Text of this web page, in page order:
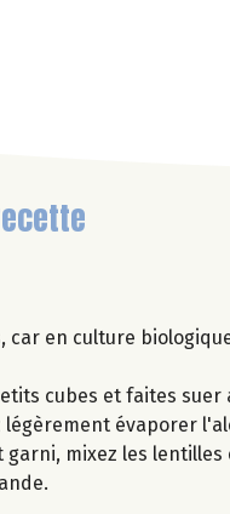
car en culture
cubes et faites
évaporer
mixez les